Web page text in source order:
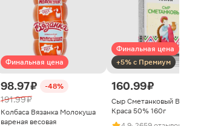
Финальная цена
98.97 ₽ -48%
191.99 ₽
Колбаса Вязанка Молокуша
вареная весовая
Финальная цена
+5% с Премиум
160.99 ₽
Сыр Сметанковый Варвара
Краса 50% 160г